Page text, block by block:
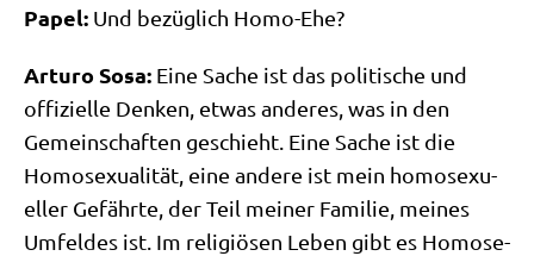
Papel: Und bezüg­lich Homo-Ehe?
Arturo Sosa: Eine Sache ist das poli­ti­sche und
offi­zi­el­le Den­ken, etwas ande­res, was in den
Gemein­schaf­ten geschieht. Eine Sache ist die
Homo­se­xua­li­tät, eine ande­re ist mein homo­se­xu­
el­ler Gefähr­te, der Teil mei­ner Fami­lie, mei­nes
Umfel­des ist. Im reli­giö­sen Leben gibt es Homo­se­